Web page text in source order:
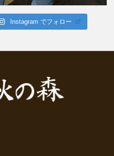
Instagram でフォロー